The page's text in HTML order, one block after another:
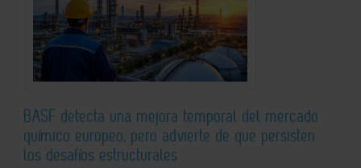
BASF detecta una mejora temporal del mercado
químico europeo, pero advierte de que persisten
los desafíos estructurales